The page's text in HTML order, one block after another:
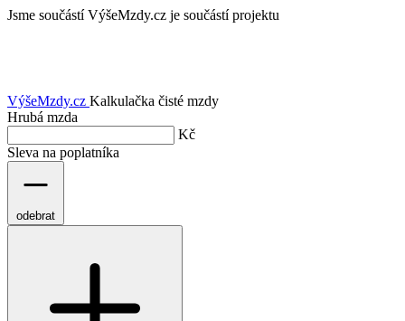
Jsme součástí VýšeMzdy.cz je součástí projektu
VýšeMzdy.cz Kalkulačka čisté mzdy
Hrubá mzda
Kč
Sleva na poplatníka
odebrat